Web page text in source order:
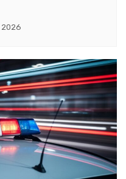
2026